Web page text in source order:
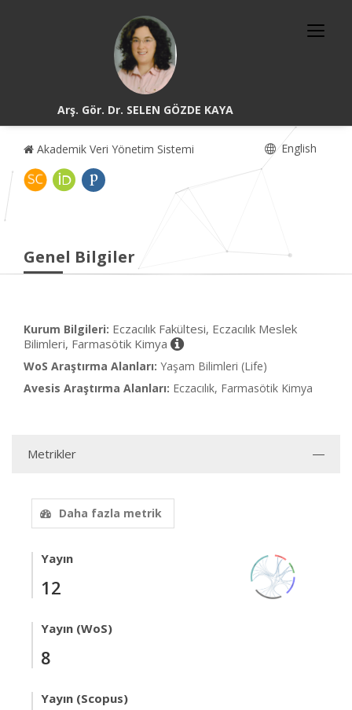
Arş. Gör. Dr. SELEN GÖZDE KAYA
Akademik Veri Yönetim Sistemi English
Genel Bilgiler
Kurum Bilgileri: Eczacılık Fakültesi, Eczacılık Meslek
Bilimleri, Farmasötik Kimya
WoS Araştırma Alanları: Yaşam Bilimleri (Life)
Avesis Araştırma Alanları: Eczacılık, Farmasötik Kimya
Metrikler
Daha fazla metrik
Yayın
12
Yayın (WoS)
8
Yayın (Scopus)